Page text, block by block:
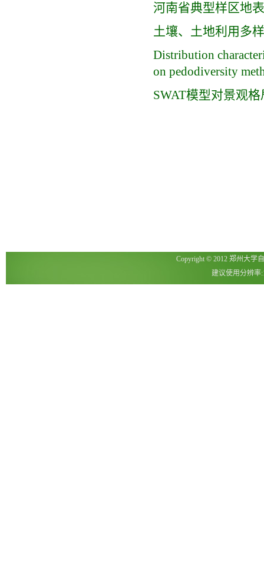
河南省典型样区地
土壤、土地利用多
Distribution
on pedodiversity
SWAT模型对景观
Copyright © 2012 郑州大学
建议使用分辨率